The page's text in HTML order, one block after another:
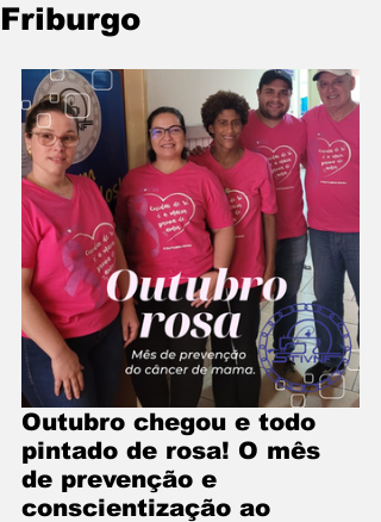
Friburgo
Outubro chegou e todo
pintado de rosa! O mês
de prevenção e
conscientização ao